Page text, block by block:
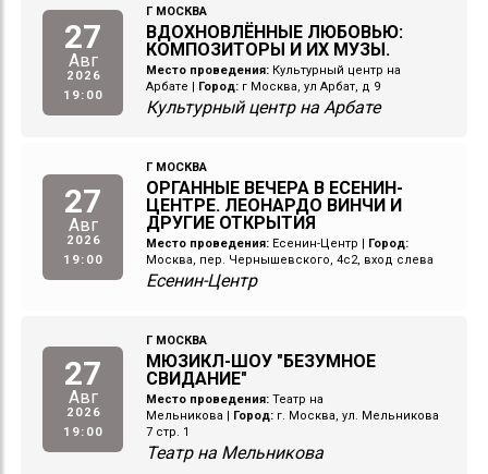
27
Авг
2026
19:00
Г МОСКВА
ВДОХНОВЛЁННЫЕ ЛЮБОВЬЮ:
КОМПОЗИТОРЫ И ИХ МУЗЫ.
Место проведения: Культурный центр на
Арбате
Город: г Москва, ул Арбат, д 9
Культурный центр на Арбате
27
Авг
2026
19:00
Г МОСКВА
ОРГАННЫЕ ВЕЧЕРА В ЕСЕНИН-
ЦЕНТРЕ. ЛЕОНАРДО ВИНЧИ И
ДРУГИЕ ОТКРЫТИЯ
Место проведения: Есенин-Центр
Город:
Москва, пер. Чернышевского, 4с2, вход слева
Есенин-Центр
27
Авг
2026
19:00
Г МОСКВА
МЮЗИКЛ-ШОУ "БЕЗУМНОЕ
СВИДАНИЕ"
Место проведения: Театр на
Мельникова
Город: г. Москва, ул. Мельникова
7 стр. 1
Театр на Мельникова